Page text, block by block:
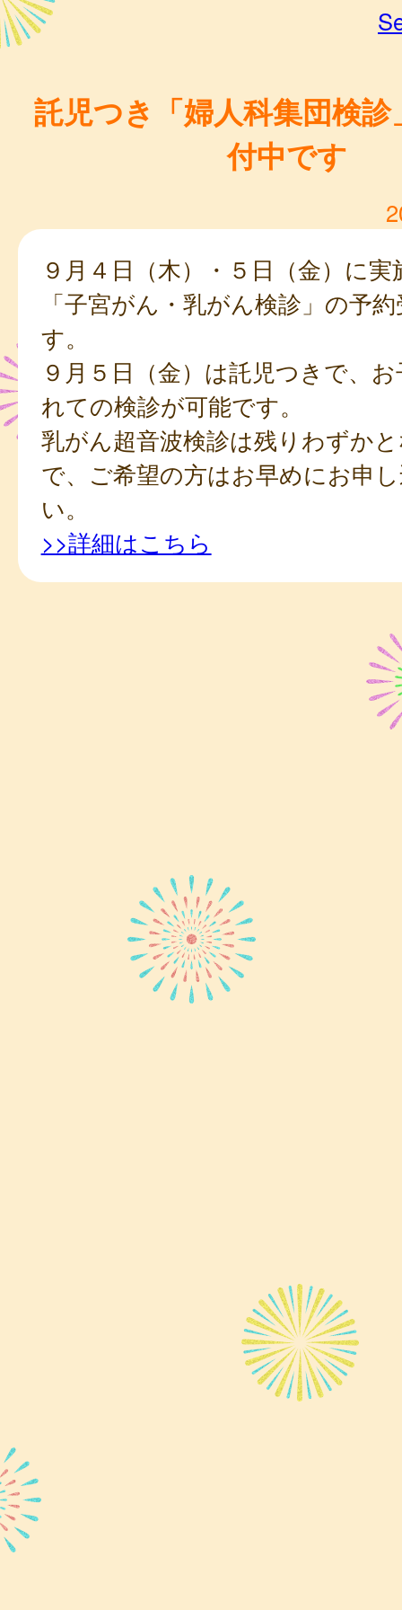
託児つき「婦人科集団検
付中です
９月４日（木）・５日（金）に
「子宮がん・乳がん検診」の予
す。
９月５日（金）は託児つきで、
れての検診が可能です。
乳がん超音波検診は残りわずか
で、ご希望の方はお早めにお申
い。
>>詳細はこちら